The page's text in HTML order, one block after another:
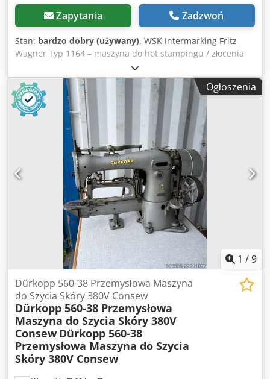
Zapytania Zadzwoń
Stan: bardzo dobry (używany), WSK Intermarking Fritz
Wagner Typ 1164 – maszyna do hot stampingu / złocenia
Ogłoszenia
1 /9
Dürkopp 560-38 Przemysłowa Maszyna
do Szycia Skóry 380V Consew
Dürkopp 560-38 Przemysłowa
Maszyna do Szycia Skóry 380V
Consew Dürkopp 560-38
Przemysłowa Maszyna do Szycia
Skóry 380V Consew